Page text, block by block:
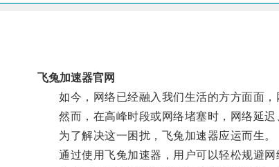
飞兔加速器官网
如今，网络已经融入我们生活的方方面面，
然而，在高峰时段或网络堵塞时，网络延迟
为了解决这一困扰，飞兔加速器应运而生。
通过使用飞兔加速器，用户可以轻松规避网